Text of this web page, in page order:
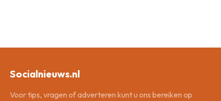
Socialnieuws.nl
Voor tips, vragen of adverteren kunt u ons bereiken op